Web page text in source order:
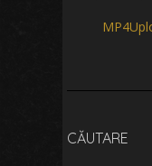
CĂUTARE